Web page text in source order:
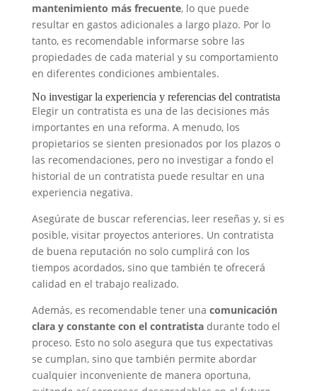
mantenimiento más frecuente, lo que puede
resultar en gastos adicionales a largo plazo. Por lo
tanto, es recomendable informarse sobre las
propiedades de cada material y su comportamiento
en diferentes condiciones ambientales.
No investigar la experiencia y referencias del contratista
Elegir un contratista es una de las decisiones más
importantes en una reforma. A menudo, los
propietarios se sienten presionados por los plazos o
las recomendaciones, pero no investigar a fondo el
historial de un contratista puede resultar en una
experiencia negativa.
Asegúrate de buscar referencias, leer reseñas y, si es
posible, visitar proyectos anteriores. Un contratista
de buena reputación no solo cumplirá con los
tiempos acordados, sino que también te ofrecerá
calidad en el trabajo realizado.
Además, es recomendable tener una comunicación
clara y constante con el contratista durante todo el
proceso. Esto no solo asegura que tus expectativas
se cumplan, sino que también permite abordar
cualquier inconveniente de manera oportuna,